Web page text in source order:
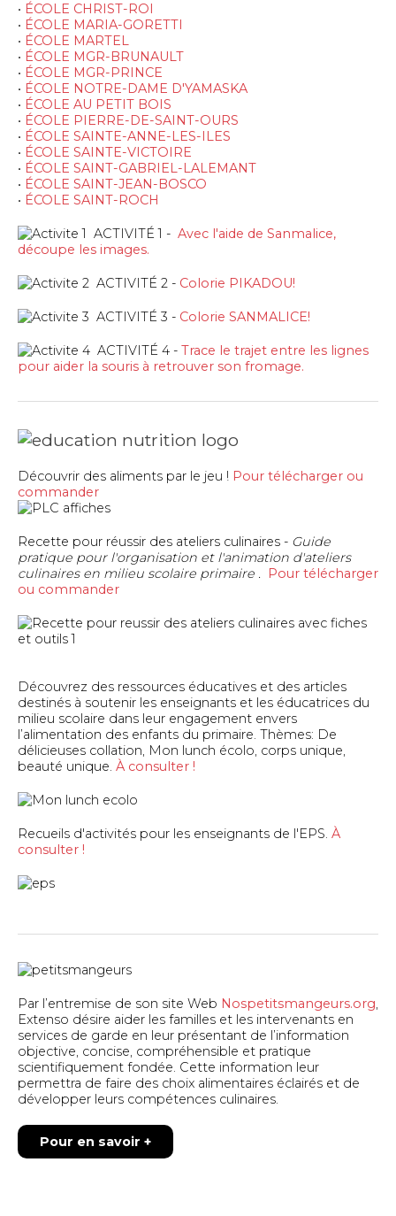
• ÉCOLE CHRIST-ROI
• ÉCOLE MARIA-GORETTI
• ÉCOLE MARTEL
• ÉCOLE MGR-BRUNAULT
• ÉCOLE MGR-PRINCE
• ÉCOLE NOTRE-DAME D'YAMASKA
• ÉCOLE AU PETIT BOIS
• ÉCOLE PIERRE-DE-SAINT-OURS
• ÉCOLE SAINTE-ANNE-LES-ILES
• ÉCOLE SAINTE-VICTOIRE
• ÉCOLE SAINT-GABRIEL-LALEMANT
• ÉCOLE SAINT-JEAN-BOSCO
• ÉCOLE SAINT-ROCH
ACTIVITÉ 1 - Avec l'aide de Sanmalice,
découpe les images.
ACTIVITÉ 2 - Colorie PIKADOU!
ACTIVITÉ 3 - Colorie SANMALICE!
ACTIVITÉ 4 - Trace le trajet entre les lignes
pour aider la souris à retrouver son fromage.
Découvrir des aliments par le jeu ! Pour télécharger ou
commander
Recette pour réussir des ateliers culinaires - Guide
pratique pour l'organisation et l'animation d'ateliers
culinaires en milieu scolaire primaire .
Pour télécharger
ou commander
Découvrez des ressources éducatives et des articles
destinés à soutenir les enseignants et les éducatrices du
milieu scolaire dans leur engagement envers
l’alimentation des enfants du primaire. Thèmes: De
délicieuses collation, Mon lunch écolo, corps unique,
beauté unique. À consulter !
Recueils d'activités pour les enseignants de l'EPS. À
consulter !
Par l’entremise de son site Web Nospetitsmangeurs.org,
Extenso désire aider les familles et les intervenants en
services de garde en leur présentant de l’information
objective, concise, compréhensible et pratique
scientifiquement fondée. Cette information leur
permettra de faire des choix alimentaires éclairés et de
développer leurs compétences culinaires.
Pour en savoir +